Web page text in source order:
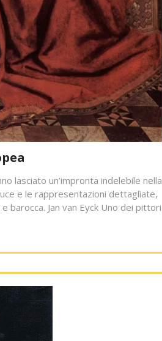
lasciato un’impronta indelebile nella
e le rappresentazioni dettagliate,
barocca. Jan van Eyck Uno dei pittori